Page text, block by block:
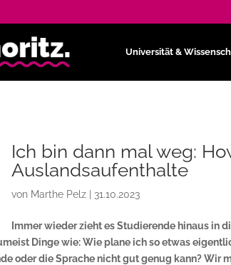
Universität &
Ich bin dann mal weg:
Auslandsaufenthalte
von Marthe Pelz 31.10.2023
Immer wieder zieht es Studierende hinaus in
Dinge wie: Wie plane ich so etwas
oder die Sprache nicht gut genug kann? Wir